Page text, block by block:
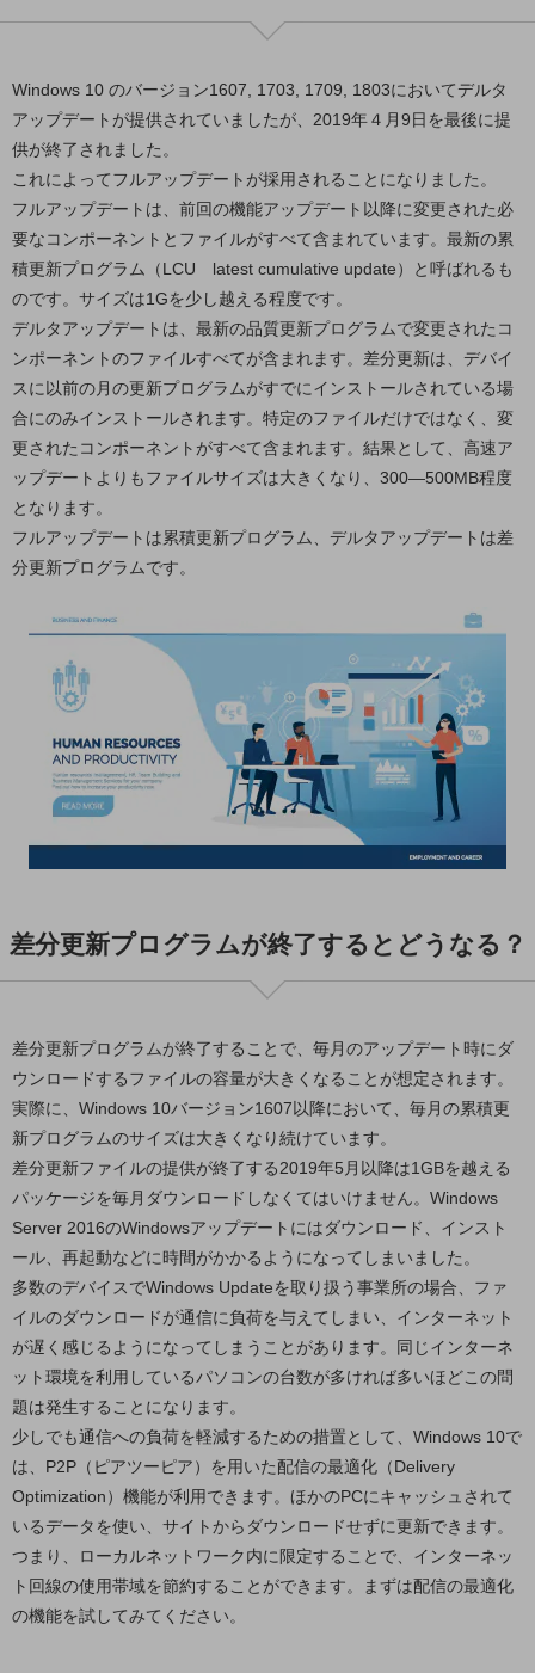
5G
IoT
データ利活用
運用管理
業務支援・マーケティング
災害対策・BCP
課題・ニーズで探すTOP
コミュニケーション・情報共有
マーケティング
業務効率化
災害対策
職場環境整備
地域共創・地方創生
セキュリティ対策
遠隔監視
顧客体験（CX）改善
業種・業態で探すTOP
自治体
観光
モビリティ
小売業
キーワードで探す
モバイルTOP
法人向けスマホ・携帯に関する、
おすすめの機種、料金やサービスをご紹介
製品
製品TOP
ビジネス向けスマートフォン
タフネススマートフォン
データ通信製品
ドコモケータイ
Windows 10 のバージョン1607, 1703, 1709, 1803においてデルタ
アップデートが提供されていましたが、2019年４月9日を最後に提
供が終了されました。
これによってフルアップデートが採用されることになりました。
フルアップデートは、前回の機能アップデート以降に変更された必
要なコンポーネントとファイルがすべて含まれています。最新の累
積更新プログラム（LCU latest cumulative update）と呼ばれるも
のです。サイズは1Gを少し越える程度です。
デルタアップデートは、最新の品質更新プログラムで変更されたコ
ンポーネントのファイルすべてが含まれます。差分更新は、デバイ
スに以前の月の更新プログラムがすでにインストールされている場
合にのみインストールされます。特定のファイルだけではなく、変
更されたコンポーネントがすべて含まれます。結果として、高速ア
ップデートよりもファイルサイズは大きくなり、300―500MB程度
となります。
フルアップデートは累積更新プログラム、デルタアップデートは差
分更新プログラムです。
差分更新プログラムが終了するとどうなる？
差分更新プログラムが終了することで、毎月のアップデート時にダ
ウンロードするファイルの容量が大きくなることが想定されます。
実際に、Windows 10バージョン1607以降において、毎月の累積更
新プログラムのサイズは大きくなり続けています。
差分更新ファイルの提供が終了する2019年5月以降は1GBを越える
パッケージを毎月ダウンロードしなくてはいけません。Windows
Server 2016のWindowsアップデートにはダウンロード、インスト
ール、再起動などに時間がかかるようになってしまいました。
多数のデバイスでWindows Updateを取り扱う事業所の場合、ファ
イルのダウンロードが通信に負荷を与えてしまい、インターネット
が遅く感じるようになってしまうことがあります。同じインターネ
ット環境を利用しているパソコンの台数が多ければ多いほどこの問
題は発生することになります。
少しでも通信への負荷を軽減するための措置として、Windows 10で
は、P2P（ピアツーピア）を用いた配信の最適化（Delivery
Optimization）機能が利用できます。ほかのPCにキャッシュされて
いるデータを使い、サイトからダウンロードせずに更新できます。
つまり、ローカルネットワーク内に限定することで、インターネッ
ト回線の使用帯域を節約することができます。まずは配信の最適化
の機能を試してみてください。